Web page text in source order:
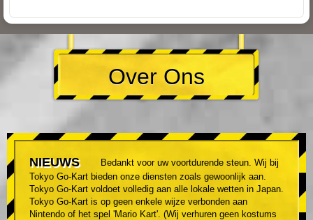
Over Ons
NIEUWS
Bedankt voor uw voortdurende steun. Wij bij
Tokyo Go-Kart bieden onze diensten zoals gewoonlijk aan.
Tokyo Go-Kart voldoet volledig aan alle lokale wetten in Japan.
Tokyo Go-Kart is op geen enkele wijze verbonden aan
Nintendo of het spel 'Mario Kart'. (Wij verhuren geen kostums